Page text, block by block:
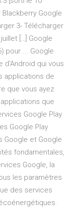
Google
3- Télécharger
[…] Google
pour ... Google
d'Android qui vous
applications de
que vous ayez
que
Google Play
Google Play
Google et Google
fondamentales,
Google, la
les paramètres
des services